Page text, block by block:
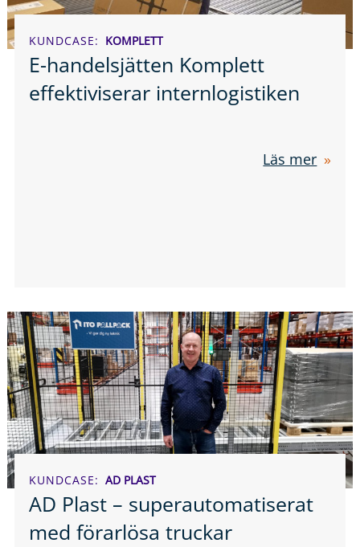
KUNDCASE KOMPLETT
E-handelsjätten Komplett
effektiviserar internlogistiken
Läs mer
KUNDCASE AD PLAST
AD Plast – superautomatiserat
med förarlösa truckar